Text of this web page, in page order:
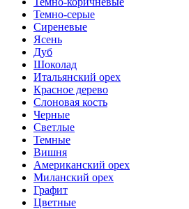
Темно-серые
Сиреневые
Ясень
Дуб
Шоколад
Итальянский орех
Красное дерево
Слоновая кость
Черные
Светлые
Темные
Вишня
Американский орех
Миланский орех
Графит
Цветные